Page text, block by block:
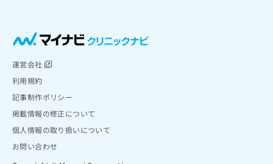
運営会社
利用規約
記事制作ポリシー
掲載情報の修正について
個人情報の取り扱いについて
お問い合わせ